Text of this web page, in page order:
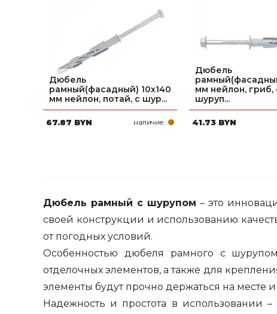
Дюбель
рамный(фасадный) 10х140
мм нейлон, потай, с шур...
67.87 BYN наличие:
Дюбель
мм нейлон, гриб,
шуруп...
41.73 BYN
Дюбель рамный с шурупом – это
своей конструкции и использованию
от погодных условий.
Особенностью дюбеля рамного с
отделочных элементов, а также для
элементы будут прочно держаться на
Надежность и простота в использовании